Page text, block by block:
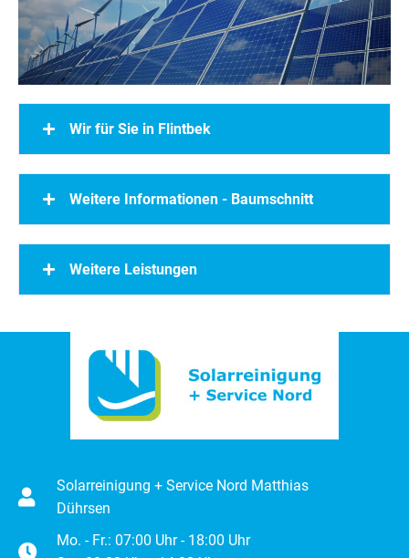
Wir für Sie in Flintbek
Weitere Informationen - Baumschnitt
Weitere Leistungen
Solarreinigung + Service Nord Matthias
Dührsen
Mo. - Fr.: 07:00 Uhr - 18:00 Uhr